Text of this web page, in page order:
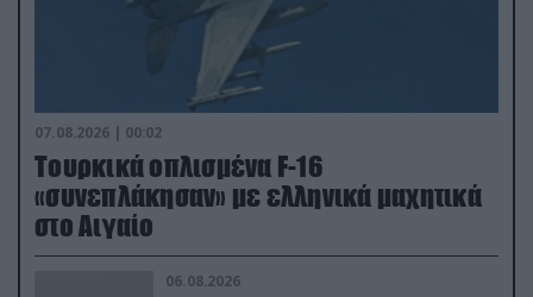
07.08.2026 | 00:02
Τουρκικά οπλισμένα F-16
«συνεπλάκησαν» με ελληνικά μαχητικά
στο Αιγαίο
06.08.2026